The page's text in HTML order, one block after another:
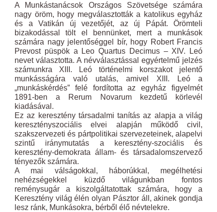
A Munkástanácsok Országos Szövetsége számára
nagy öröm, hogy megválasztották a katolikus egyház
és a Vatikán új vezetőjét, az új Pápát. Örömteli
bizakodással tölt el bennünket, mert a munkások
számára nagy jelentőséggel bír, hogy Robert Francis
Prevost püspök a Leo Quartus Decimus – XIV. Leó
nevet választotta. A névválasztással egyértelmű jelzés
számunkra XIII. Leó történelmi korszakot jelentő
munkásságára való utalás, amivel XIII. Leó a
„munkáskérdés” felé fordította az egyház figyelmét
1891-ben a Rerum Novarum kezdetű körlevél
kiadásával.
Ez az keresztény társadalmi tanítás az alapja a világ
keresztényszociális elvei alapján működő civil,
szakszervezeti és pártpolitikai szervezeteinek, alapelvi
szintű iránymutatás a keresztény-szociális és
keresztény-demokrata állam- és társadalomszervező
tényezők számára.
A mai válságokkal, háborúkkal, megélhetési
nehézségekkel küzdő világunkban fontos
reménysugár a kiszolgáltatottak számára, hogy a
Keresztény világ élén olyan Pásztor áll, akinek gondja
lesz ránk, Munkásokra, bérből élő névtelekre.